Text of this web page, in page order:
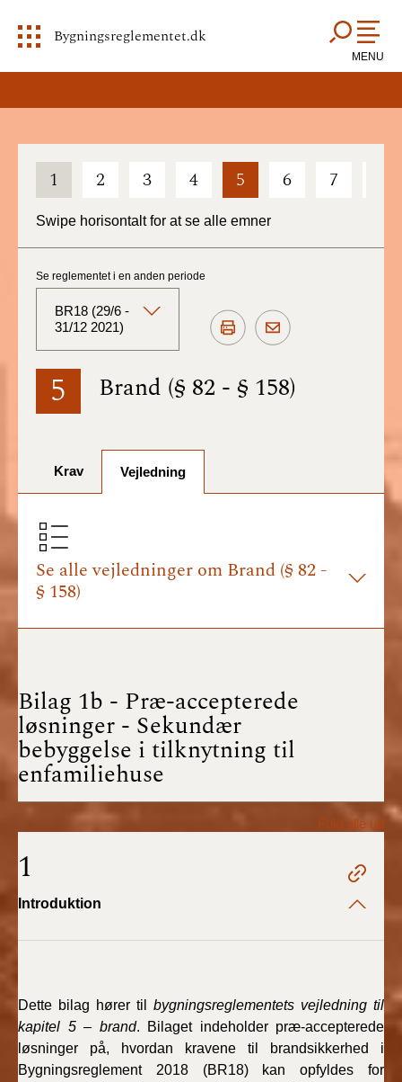
Bygningsreglementet.dk
MENU
1 2 3 4 5 6 7
Swipe horisontalt for at se alle emner
5 Brand (§ 82 - § 158)
Se reglementet i en anden periode
BR18 (29/6 -
31/12 2021)
BR18 (Aktuelt)
BR18 (1/1-30/6
BR18 (1/7- 31/12
2024)
2024)
BR18 (17/9 - 31/12
2022)
2022)
2021)
2021)
BR18 (1/7-31/12
2020)
Krav Vejledning
Se alle vejledninger om Brand (§ 82 -
§ 158)
Bilag 1b - Præ-accepterede
løsninger - Sekundær
bebyggelse i tilknytning til
enfamiliehuse
Fold alle ud
1
Introduktion
Dette bilag hører til bygningsreglementets vejledning til
kapitel 5 – brand. Bilaget indeholder præ-accepterede
løsninger på, hvordan kravene til brandsikkerhed i
Bygningsreglement 2018 (BR18) kan opfyldes for